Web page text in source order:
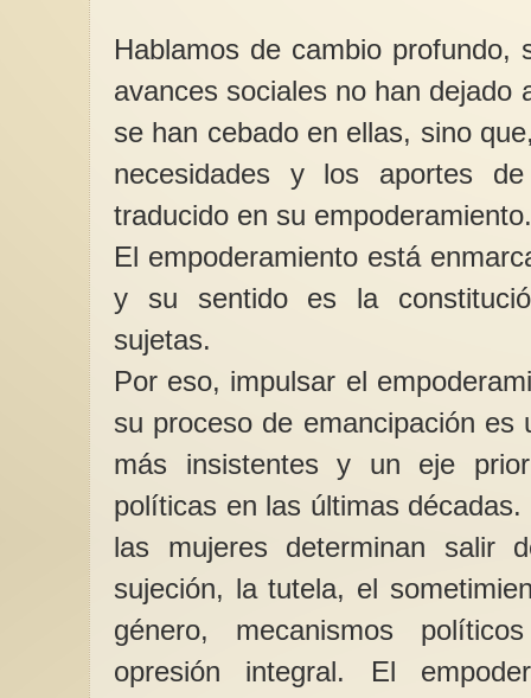
Hablamos de cambio profundo,
avances sociales no han dejado
se han cebado en ellas, sino
necesidades y los aportes
traducido en su empoderamiento.
El empoderamiento está
y su sentido es la
sujetas.
Por eso, impulsar el
su proceso de emancipación es
más insistentes y un eje
políticas en las últimas
las mujeres determinan salir
sujeción, la tutela, el
género, mecanismos
opresión integral. El
El desplazamiento
hombres en